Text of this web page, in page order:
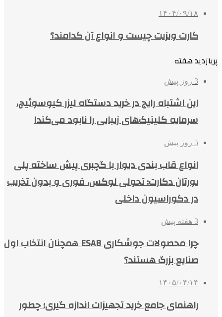
۱۴۰۴/۰۹/۱۸
کارت ویزیت چیست و انواع آن کدامند؟
پربازدید هفته
3 روز پیش
این اشتباه رایج در خرید دستگاه لیزر کیوسوئیچ،
سرمایه کلینیک‌های زیبایی را نابود می‌کند!
5 روز پیش
انواع قاب بندی دیوار با گچبری پیش ساخته پلی
یورتان دکارت؛ تحولی لوکس، فوری و بدون تخریب
در دکوراسیون داخلی
3 هفته پیش
چرا محصولات جوشکاری ESAB همچنان انتخاب اول
صنایع بزرگ هستند؟
۱۴۰۵/۰۴/۱۴
راهنمای جامع خرید تجهیزات اندازه گیری؛ چطور